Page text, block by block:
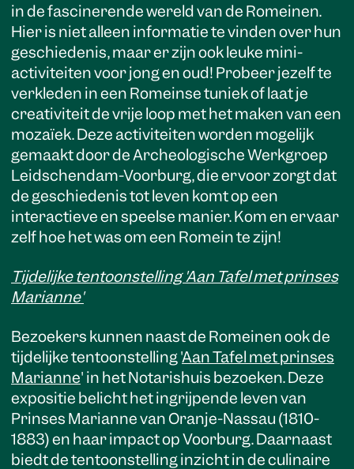
in de fascinerende wereld van de Romeinen.
Hier is niet alleen informatie te vinden over hun
geschiedenis, maar er zijn ook leuke mini-
activiteiten voor jong en oud! Probeer jezelf te
verkleden in een Romeinse tuniek of laat je
creativiteit de vrije loop met het maken van een
mozaïek. Deze activiteiten worden mogelijk
gemaakt door de Archeologische Werkgroep
Leidschendam-Voorburg, die ervoor zorgt dat
de geschiedenis tot leven komt op een
interactieve en speelse manier. Kom en ervaar
zelf hoe het was om een Romein te zijn!
Tijdelijke tentoonstelling 'Aan Tafel met prinses
Marianne'
Bezoekers kunnen naast de Romeinen ook de
tijdelijke tentoonstelling 'Aan Tafel met prinses
Marianne' in het Notarishuis bezoeken. Deze
expositie belicht het ingrijpende leven van
Prinses Marianne van Oranje-Nassau (1810-
1883) en haar impact op Voorburg. Daarnaast
biedt de tentoonstelling inzicht in de culinaire